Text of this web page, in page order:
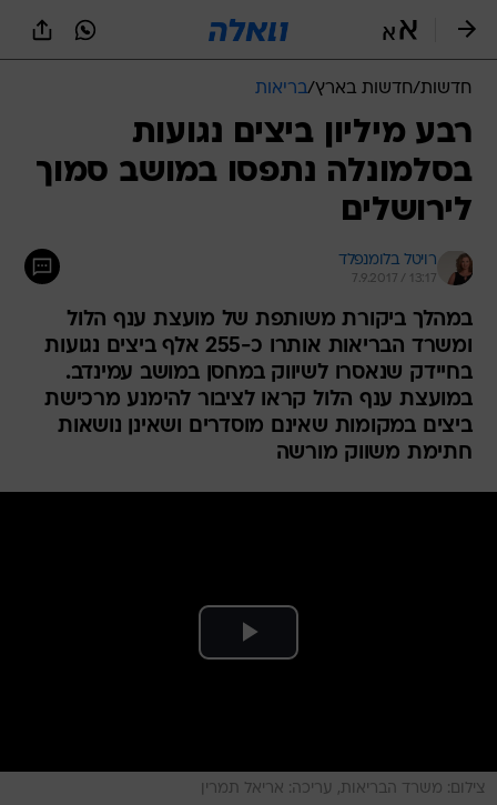
חדשות/חדשות בארץ/בריאות
רבע מיליון ביצים נגועות
בסלמונלה נתפסו במושב סמוך
לירושלים
רויטל בלומנפלד
7.9.2017 / 13:17
במהלך ביקורת משותפת של מועצת ענף הלול
ומשרד הבריאות אותרו כ-255 אלף ביצים נגועות
בחיידק שנאסרו לשיווק במחסן במושב עמינדב.
במועצת ענף הלול קראו לציבור להימנע מרכישת
ביצים במקומות שאינם מוסדרים ושאינן נושאות
חתימת משווק מורשה
צילום: משרד הבריאות, עריכה: אריאל תמרין